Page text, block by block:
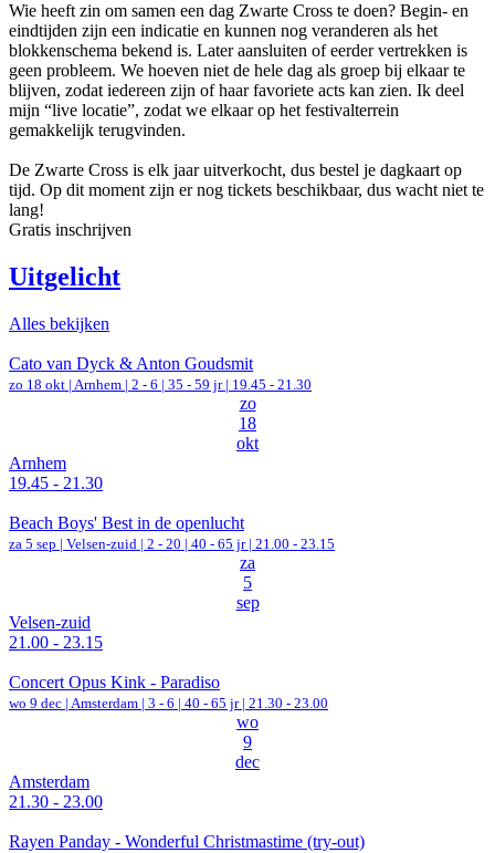
Wie heeft zin om samen een dag Zwarte Cross te doen? Begin- en
eindtijden zijn een indicatie en kunnen nog veranderen als het
blokkenschema bekend is. Later aansluiten of eerder vertrekken is
geen probleem. We hoeven niet de hele dag als groep bij elkaar te
blijven, zodat iedereen zijn of haar favoriete acts kan zien. Ik deel
mijn “live locatie”, zodat we elkaar op het festivalterrein
gemakkelijk terugvinden.
De Zwarte Cross is elk jaar uitverkocht, dus bestel je dagkaart op
tijd. Op dit moment zijn er nog tickets beschikbaar, dus wacht niet te
lang!
Gratis inschrijven
Uitgelicht
Alles bekijken
Cato van Dyck & Anton Goudsmit
zo 18 okt | Arnhem | 2 - 6 | 35 - 59 jr | 19.45 - 21.30
zo
18
okt
Arnhem
19.45 - 21.30
Beach Boys' Best in de openlucht
za 5 sep | Velsen-zuid | 2 - 20 | 40 - 65 jr | 21.00 - 23.15
za
5
sep
Velsen-zuid
21.00 - 23.15
Concert Opus Kink - Paradiso
wo 9 dec | Amsterdam | 3 - 6 | 40 - 65 jr | 21.30 - 23.00
wo
9
dec
Amsterdam
21.30 - 23.00
Rayen Panday - Wonderful Christmastime (try-out)